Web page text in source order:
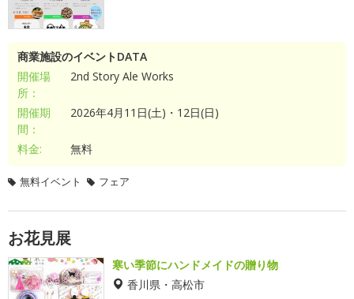
商業施設のイベントDATA
開催場
所：
2nd Story Ale Works
開催期
間：
2026年4月11日(土)・12日(日)
料金: 無料
無料イベント フェア
お花見展
寒い季節にハンドメイドの贈り物
香川県・高松市